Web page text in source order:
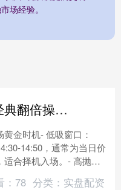
场经验。
金策宝 经典翻倍操盘口诀
金时机- 低吸窗口：
14:50，通常为当日价
适合择机入场。- 高抛窗
13:20....
78 分类： 实盘配资